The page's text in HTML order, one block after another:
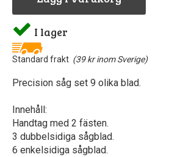
I lager
Standard frakt (39 kr inom Sverige)
Precision såg set 9 olika blad.
Innehåll:
Handtag med 2 fästen.
3 dubbelsidiga sågblad.
6 enkelsidiga sågblad.